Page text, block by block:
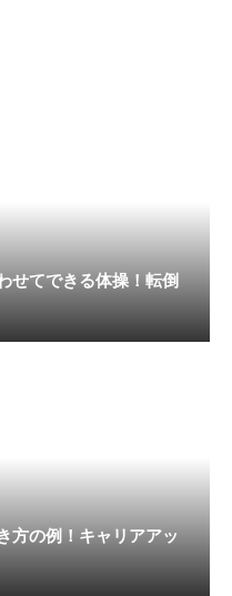
せてできる体操！転倒
方の例！キャリアアッ